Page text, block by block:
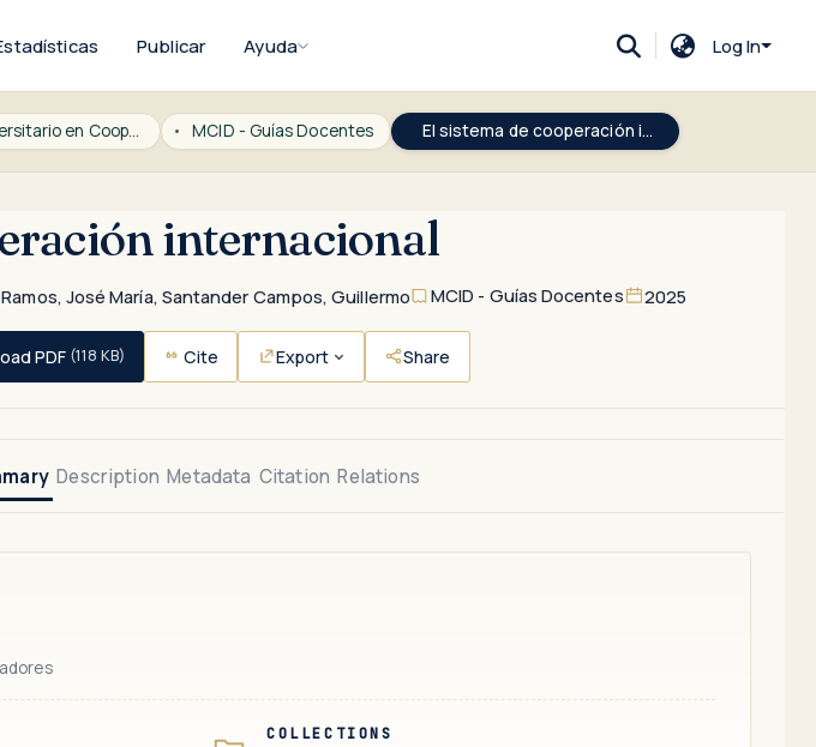
Publicar Ayuda Log In
Máster Universitario en Cooperación Internacional al Desarrollo MCID - Guías Docentes El sistema de cooperación internacional
internacional
José María, Santander Campos, Guillermo MCID - Guías Docentes 2025
PDF (118 KB) Cite Export Share
Description Metadata Citation Relations
COLLECTIONS